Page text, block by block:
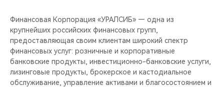
НОВИНКИ
CHERY CONNECT
ЛЮДИ CHERY
БЛАГОТВОРИТЕЛЬНОСТЬ
CHERY REMOTE
Финансовая Корпорация «УРАЛСИБ» — одна из
крупнейших российских финансовых групп,
предоставляющая своим клиентам широкий спектр
финансовых услуг: розничные и корпоративные
банковские продукты, инвестиционно-банковские услуги,
лизинговые продукты, брокерское и кастодиальное
обслуживание, управление активами и благосостоянием и